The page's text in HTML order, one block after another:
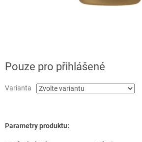
Pouze pro přihlášené
Varianta
Parametry produktu: